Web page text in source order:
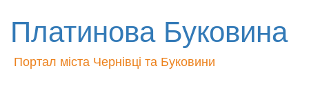
Платинова Буковина
Портал міста Чернівці та Буковини